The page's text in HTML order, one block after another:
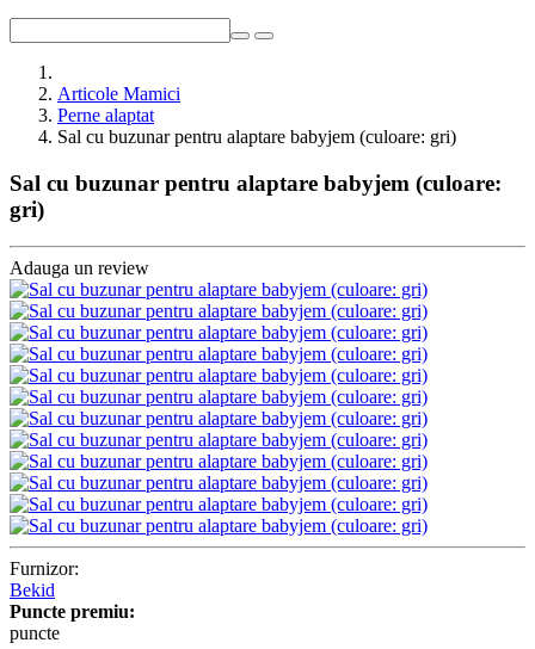
Articole Mamici
Perne alaptat
Sal cu buzunar pentru alaptare babyjem (culoare: gri)
Sal cu buzunar pentru alaptare babyjem (culoare:
gri)
Adauga un review
Furnizor:
Bekid
Puncte premiu:
puncte